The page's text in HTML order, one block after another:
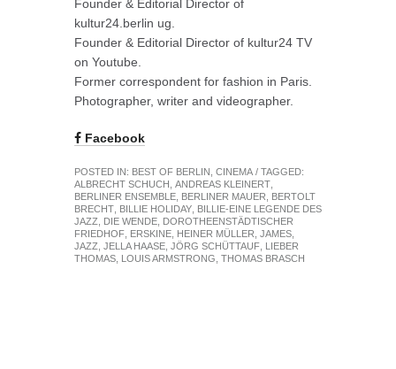
Founder & Editorial Director of
kultur24.berlin ug.
Founder & Editorial Director of kultur24 TV
on Youtube.
Former correspondent for fashion in Paris.
Photographer, writer and videographer.
Facebook
POSTED IN: BEST OF BERLIN CINEMA / TAGGED:
ALBRECHT SCHUCH ANDREAS KLEINERT,
BERLINER ENSEMBLE, BERLINER MAUER
BERTOLT
BRECHT, BILLIE HOLIDAY, BILLIE-EINE LEGENDE DES
JAZZ
DIE WENDE, DOROTHEENSTÄDTISCHER
FRIEDHOF, ERSKINE, HEINER MÜLLER JAMES,
JAZZ JELLA HAASE, JÖRG SCHÜTTAUF, LIEBER
THOMAS, LOUIS ARMSTRONG THOMAS BRASCH